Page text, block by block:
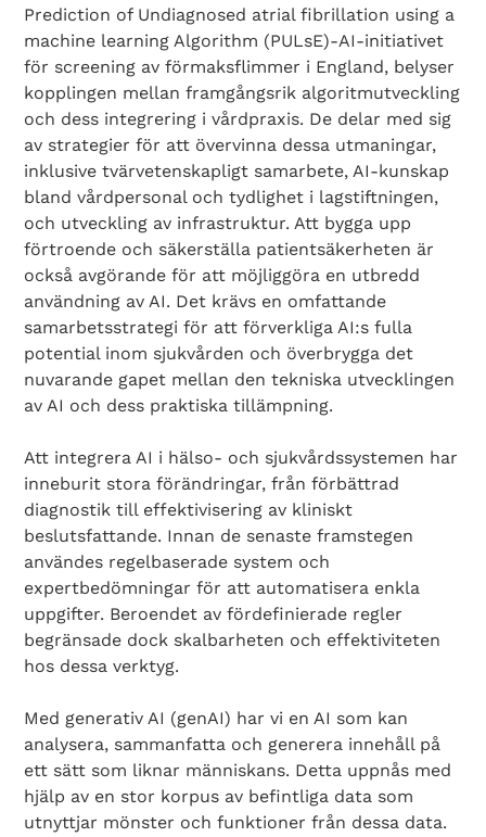
Prediction of Undiagnosed atrial fibrillation using a
machine learning Algorithm (PULsE)-AI-initiativet
för screening av förmaksflimmer i England, belyser
kopplingen mellan framgångsrik algoritmutveckling
och dess integrering i vårdpraxis. De delar med sig
av strategier för att övervinna dessa utmaningar,
inklusive tvärvetenskapligt samarbete, AI-kunskap
bland vårdpersonal och tydlighet i lagstiftningen,
och utveckling av infrastruktur. Att bygga upp
förtroende och säkerställa patientsäkerheten är
också avgörande för att möjliggöra en utbredd
användning av AI. Det krävs en omfattande
samarbetsstrategi för att förverkliga AI:s fulla
potential inom sjukvården och överbrygga det
nuvarande gapet mellan den tekniska utvecklingen
av AI och dess praktiska tillämpning.
Att integrera AI i hälso- och sjukvårdssystemen har
inneburit stora förändringar, från förbättrad
diagnostik till effektivisering av kliniskt
beslutsfattande. Innan de senaste framstegen
användes regelbaserade system och
expertbedömningar för att automatisera enkla
uppgifter. Beroendet av fördefinierade regler
begränsade dock skalbarheten och effektiviteten
hos dessa verktyg.
Med generativ AI (genAI) har vi en AI som kan
analysera, sammanfatta och generera innehåll på
ett sätt som liknar människans. Detta uppnås med
hjälp av en stor korpus av befintliga data som
utnyttjar mönster och funktioner från dessa data.